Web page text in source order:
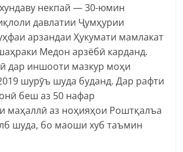
некпай — 30-юмин
давлатии Ҷумҳурии
арзандаи Ҳукумати мамлакат
Медон арзёбӣ карданд.
дар иншооти мазкур моҳи
шурӯъ шуда буданд. Дар рафти
беш аз 50 нафар
маҳаллӣ аз ноҳияҳои Роштқалъа
шуда, бо маоши хуб таъмин